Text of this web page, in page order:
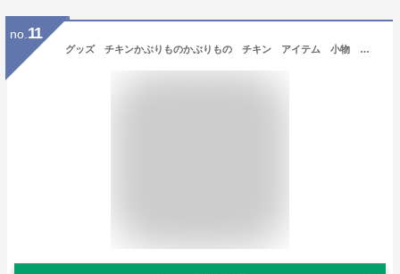
no. 11
グッズ チキンかぶりものかぶりもの チキン アイテム 小物 パーティ クリスマス コスプレ コスチューム 衣装 仮装 かわいい